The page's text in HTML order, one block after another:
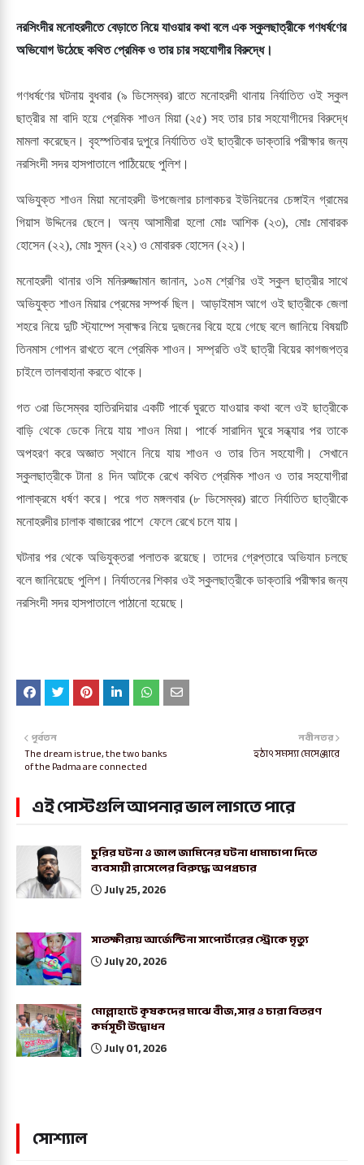
নরসিংদীর মনোহরদীতে বেড়াতে নিয়ে যাওয়ার কথা বলে এক স্কুলছাত্রীকে গণধর্ষণের
অভিযোগ উঠেছে কথিত প্রেমিক ও তার চার সহযোগীর বিরুদ্ধে।
গণধর্ষণের ঘটনায় বুধবার (৯ ডিসেম্বর) রাতে মনোহরদী থানায় নির্যাতিত ওই স্কুল
ছাত্রীর মা বাদি হয়ে প্রেমিক শাওন মিয়া (২৫) সহ তার চার সহযোগীদের বিরুদ্ধে
মামলা করেছেন। বৃহস্পতিবার দুপুরে নির্যাতিত ওই ছাত্রীকে ডাক্তারি পরীক্ষার জন্য
নরসিংদী সদর হাসপাতালে পাঠিয়েছে পুলিশ।
অভিযুক্ত শাওন মিয়া মনোহরদী উপজেলার চালাকচর ইউনিয়নের চেঙ্গাইন গ্রামের
গিয়াস উদ্দিনের ছেলে। অন্য আসামীরা হলো মোঃ আশিক (২৩), মোঃ মোবারক
হোসেন (২২), মোঃ সুমন (২২) ও মোবারক হোসেন (২২)।
মনোহরদী থানার ওসি মনিরুজ্জামান জানান, ১০ম শ্রেণির ওই স্কুল ছাত্রীর সাথে
অভিযুক্ত শাওন মিয়ার প্রেমের সম্পর্ক ছিল। আড়াইমাস আগে ওই ছাত্রীকে জেলা
শহরে নিয়ে দুটি স্ট্যাম্পে স্বাক্ষর নিয়ে দুজনের বিয়ে হয়ে গেছে বলে জানিয়ে বিষয়টি
তিনমাস গোপন রাখতে বলে প্রেমিক শাওন। সম্প্রতি ওই ছাত্রী বিয়ের কাগজপত্র
চাইলে তালবাহানা করতে থাকে।
গত ৩রা ডিসেম্বর হাতিরদিয়ার একটি পার্কে ঘুরতে যাওয়ার কথা বলে ওই ছাত্রীকে
বাড়ি থেকে ডেকে নিয়ে যায় শাওন মিয়া। পার্কে সারাদিন ঘুরে সন্ধ্যার পর তাকে
অপহরণ করে অজ্ঞাত স্থানে নিয়ে যায় শাওন ও তার তিন সহযোগী। সেখানে
স্কুলছাত্রীকে টানা ৪ দিন আটকে রেখে কথিত প্রেমিক শাওন ও তার সহযোগীরা
পালাক্রমে ধর্ষণ করে। পরে গত মঙ্গলবার (৮ ডিসেম্বর) রাতে নির্যাতিত ছাত্রীকে
মনোহরদীর চালাক বাজারের পাশে ফেলে রেখে চলে যায়।
ঘটনার পর থেকে অভিযুক্তরা পলাতক রয়েছে। তাদের গ্রেপ্তারে অভিযান চলছে
বলে জানিয়েছে পুলিশ। নির্যাতনের শিকার ওই স্কুলছাত্রীকে ডাক্তারি পরীক্ষার জন্য
নরসিংদী সদর হাসপাতালে পাঠানো হয়েছে।
নবীনতর
হঠাৎ সমস্যা মেসেঞ্জারে
পূর্বতন
The dream is true, the two banks
of the Padma are connected
এই পোস্টগুলি আপনার ভাল লাগতে পারে
চুরির ঘটনা ও জাল জামিনের ঘটনা ধামাচাপা দিতে
ব্যবসায়ী রাসেলের বিরুদ্ধে অপপ্রচার
July 25, 2026
সাতক্ষীরায় আর্জেন্টিনা সাপোর্টারের স্ট্রোকে মৃত্যু
July 20, 2026
মোল্লাহাটে কৃষকদের মাঝে বীজ,সার ও চারা বিতরণ
কর্মসূচী উদ্বোধন
July 01, 2026
সোশ্যাল